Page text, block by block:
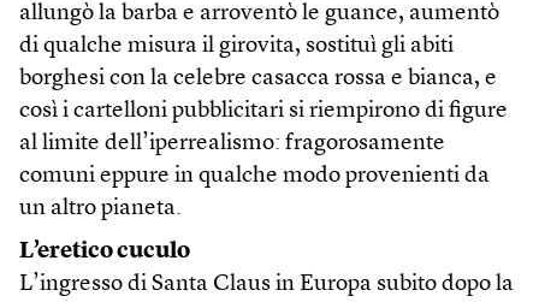
allungò la barba e arroventò le guance, aumentò
di qualche misura il girovita, sostituì gli abiti
borghesi con la celebre casacca rossa e bianca, e
così i cartelloni pubblicitari si riempirono di figure
al limite dell’iperrealismo: fragorosamente
comuni eppure in qualche modo provenienti da
un altro pianeta.
L’eretico cuculo
L’ingresso di Santa Claus in Europa subito dopo la